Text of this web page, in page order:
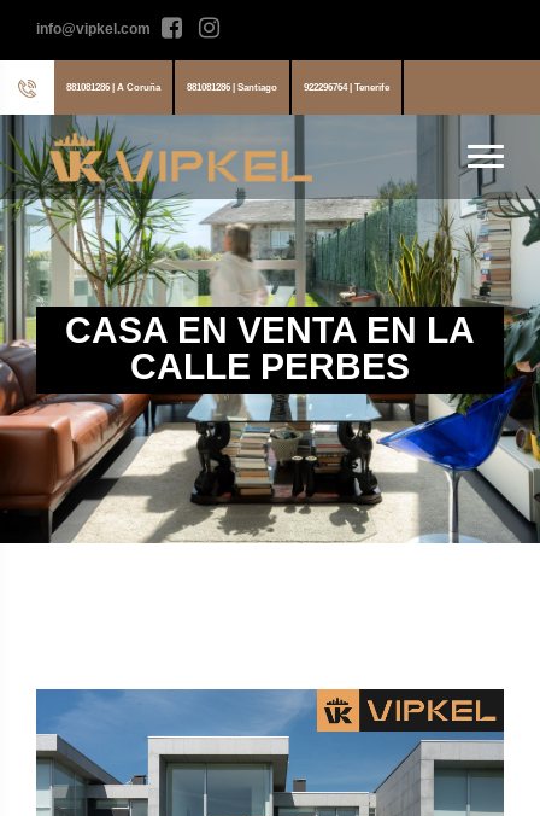
info@vipkel.com
881081286 | A Coruña 881081286 | Santiago 922296764 | Tenerife
CASA EN VENTA EN LA
CALLE PERBES